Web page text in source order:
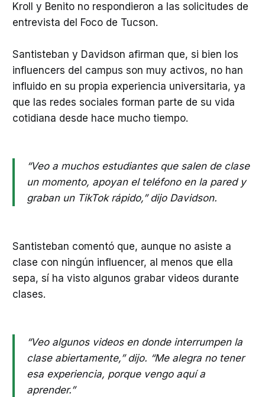
Kroll y Benito no respondieron a las solicitudes de
entrevista del Foco de Tucson.
Santisteban y Davidson afirman que, si bien los
influencers del campus son muy activos, no han
influido en su propia experiencia universitaria, ya
que las redes sociales forman parte de su vida
cotidiana desde hace mucho tiempo.
“Veo a muchos estudiantes que salen de clase
un momento, apoyan el teléfono en la pared y
graban un TikTok rápido,” dijo Davidson.
Santisteban comentó que, aunque no asiste a
clase con ningún influencer, al menos que ella
sepa, sí ha visto algunos grabar videos durante
clases.
“Veo algunos videos en donde interrumpen la
clase abiertamente,” dijo. “Me alegra no tener
esa experiencia, porque vengo aquí a
aprender.”